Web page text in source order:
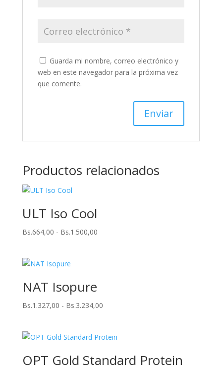
Guarda mi nombre, correo electrónico y
web en este navegador para la próxima vez
que comente.
Productos relacionados
ULT Iso Cool
Bs.664,00 - Bs.1.500,00Rango
NAT Isopure
Bs.1.327,00 - Bs.3.234,00Rango
desde
hasta
OPT Gold Standard Protein